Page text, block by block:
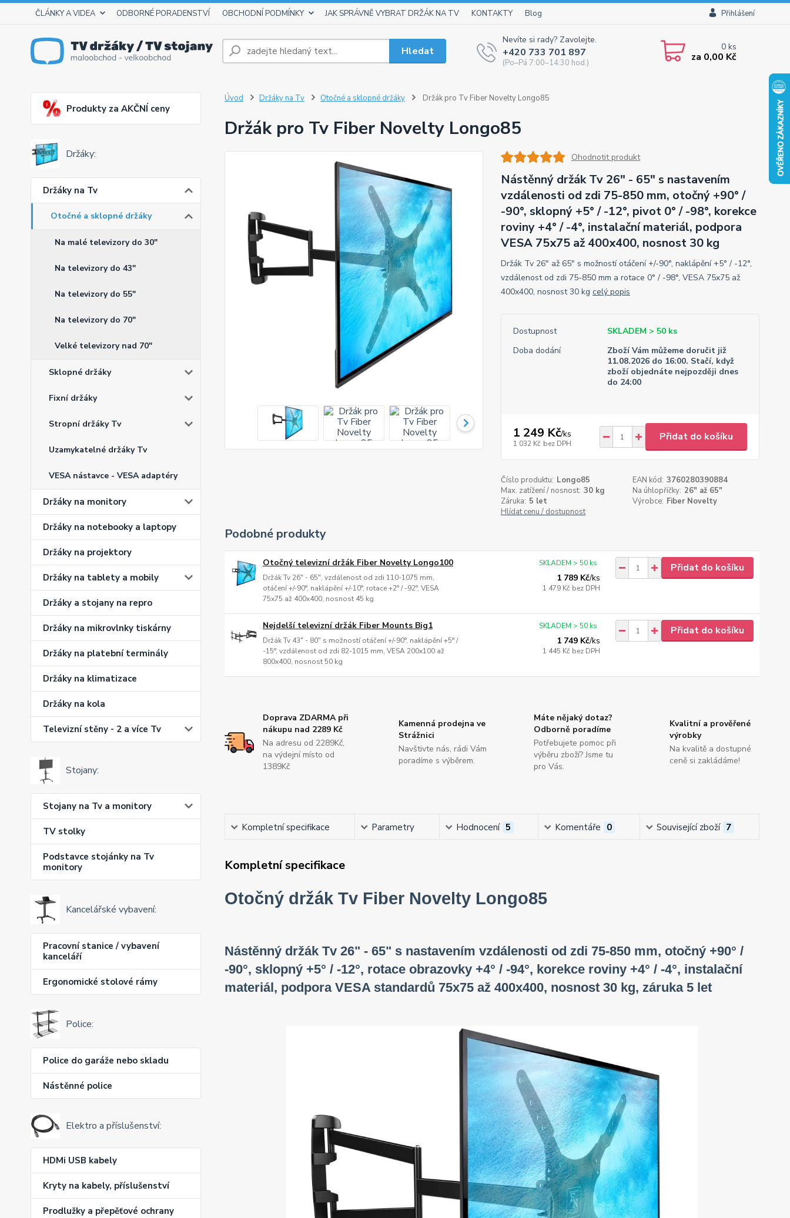
ČLÁNKY A VIDEA ODBORNÉ PORADENSTVÍ OBCHODNÍ PODMÍNKY JAK SPRÁVNĚ VYBRAT DRŽÁK NA TV KONTAKTY Blog Přihlášení
Hledat
Nevíte si rady? Zavolejte.
+420 733 701 897
(Po–Pá 7:00–14:30 hod.)
0ks
za 0,00 Kč
Produkty za AKČNÍ ceny
Držáky:
Držáky na Tv
Otočné a sklopné držáky
Na malé televizory do 30"
Na televizory do 43"
Na televizory do 55"
Na televizory do 70"
Velké televizory nad 70"
Sklopné držáky
Fixní držáky
Stropní držáky Tv
Uzamykatelné držáky Tv
VESA nástavce - VESA adaptéry
Držáky na monitory
Držáky na notebooky a laptopy
Držáky na projektory
Držáky na tablety a mobily
Držáky a stojany na repro
Držáky na mikrovlnky tiskárny
Držáky na platební terminály
Držáky na klimatizace
Držáky na kola
Televizní stěny - 2 a více Tv
Stojany:
Stojany na Tv a monitory
TV stolky
Podstavce stojánky na Tv
monitory
Kancelářské vybavení:
Pracovní stanice / vybavení
kanceláří
Ergonomické stolové rámy
Police:
Police do garáže nebo skladu
Nástěnné police
Elektro a příslušenství:
HDMi USB kabely
Kryty na kabely, příslušenství
Prodlužky a přepěťové ochrany
Úvod Držáky na Tv Otočné a sklopné držáky Držák pro Tv Fiber Novelty Longo85
Držák pro Tv Fiber Novelty Longo85
Ohodnotit produkt
Nástěnný držák Tv 26" - 65" s nastavením
vzdálenosti od zdi 75-850 mm, otočný +90° /
-90°, sklopný +5° / -12°, pivot 0° / -98°, korekce
roviny +4° / -4°, instalační materiál, podpora
VESA 75x75 až 400x400, nosnost 30 kg
Držák Tv 26" až 65" s možností otáčení +/-90°, naklápění +5° / -12°,
vzdálenost od zdi 75-850 mm a rotace 0° / -98°, VESA 75x75 až
400x400, nosnost 30 kg celý popis
Dostupnost
SKLADEM > 50 ks
Doba dodání
Zboží Vám můžeme doručit již
11.08.2026 do 16:00. Stačí, když
zboží objednáte nejpozději dnes
do 24:00
1 249 Kč/ks
1 032 Kč bez DPH
Přidat do košíku
Číslo produktu: Longo85 EAN kód: 3760280390884
Max. zatížení / nosnost: 30 kg Na úhlopříčky: 26" až 65"
Záruka: 5 let Výrobce: Fiber Novelty
Hlídat cenu / dostupnost
Podobné produkty
Otočný televizní držák Fiber Novelty Longo100
Držák Tv 26" - 65", vzdálenost od zdi 110-1075 mm,
otáčení +/-90°, naklápění +/-10°, rotace +2° / -92°, VESA
75x75 až 400x400, nosnost 45 kg
1 789 Kč/ks
1 479 Kč bez DPH
SKLADEM > 50 ks Přidat do košíku
Nejdelší televizní držák Fiber Mounts Big1
Držák Tv 43" - 80" s možností otáčení +/-90°, naklápění +5° /
-15°, vzdálenost od zdi 82-1015 mm, VESA 200x100 až
800x400, nosnost 50 kg
1 749 Kč/ks
1 445 Kč bez DPH
SKLADEM > 50 ks Přidat do košíku
Doprava ZDARMA při
nákupu nad 2289 Kč
Na adresu od 2289Kč,
na výdejní místo od
1389Kč
Kamenná prodejna ve
Strážnici
Navštivte nás, rádi Vám
poradíme s výběrem.
Máte nějaký dotaz?
Odborně poradíme
Potřebujete pomoc při
výběru zboží? Jsme tu
pro Vás.
Kvalitní a prověřené
výrobky
Na kvalitě a dostupné
ceně si zakládáme!
Kompletní specifikace Parametry Hodnocení 5 Komentáře 0 Související zboží 7
Kompletní specifikace
Otočný držák Tv Fiber Novelty Longo85
Nástěnný držák Tv 26" - 65" s nastavením vzdálenosti od zdi 75-850 mm, otočný +90° /
-90°, sklopný +5° / -12°, rotace obrazovky +4° / -94°, korekce roviny +4° / -4°, instalační
materiál, podpora VESA standardů 75x75 až 400x400, nosnost 30 kg, záruka 5 let